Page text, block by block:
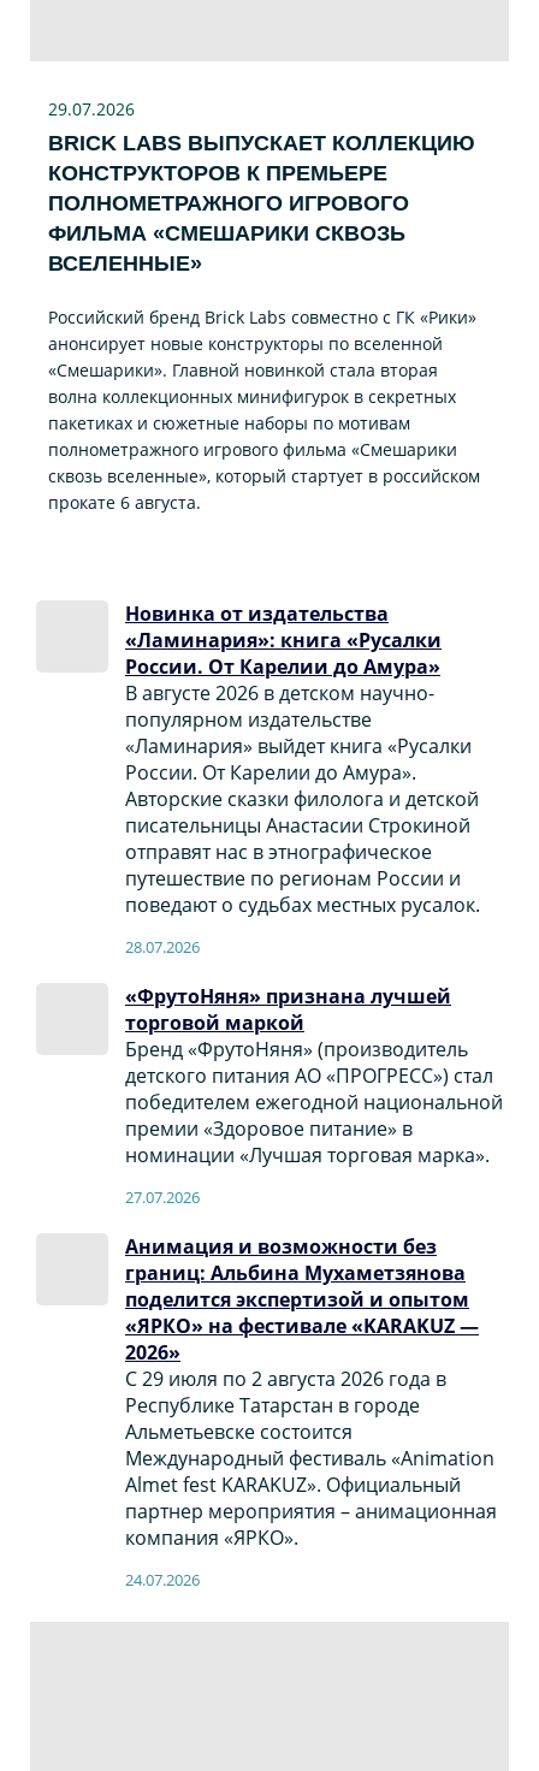
29.07.2026
BRICK LABS ВЫПУСКАЕТ КОЛЛЕКЦИЮ
КОНСТРУКТОРОВ К ПРЕМЬЕРЕ
ПОЛНОМЕТРАЖНОГО ИГРОВОГО
ФИЛЬМА «CМЕШАРИКИ СКВОЗЬ
ВСЕЛЕННЫЕ»
Российский бренд Brick Labs совместно с ГК «Рики»
анонсирует новые конструкторы по вселенной
«Смешарики». Главной новинкой стала вторая
волна коллекционных минифигурок в секретных
пакетиках и сюжетные наборы по мотивам
полнометражного игрового фильма «Смешарики
сквозь вселенные», который стартует в российском
прокате 6 августа.
Новинка от издательства
«Ламинария»: книга «Русалки
России. От Карелии до Амура»
В августе 2026 в детском научно-
популярном издательстве
«Ламинария» выйдет книга «Русалки
России. От Карелии до Амура».
Авторские сказки филолога и детской
писательницы Анастасии Строкиной
отправят нас в этнографическое
путешествие по регионам России и
поведают о судьбах местных русалок.
28.07.2026
«ФрутоНяня» признана лучшей
торговой маркой
Бренд «ФрутоНяня» (производитель
детского питания АО «ПРОГРЕСС») стал
победителем ежегодной национальной
премии «Здоровое питание» в
номинации «Лучшая торговая марка».
27.07.2026
Анимация и возможности без
границ: Альбина Мухаметзянова
поделится экспертизой и опытом
«ЯРКО» на фестивале «KARAKUZ —
2026»
С 29 июля по 2 августа 2026 года в
Республике Татарстан в городе
Альметьевске состоится
Международный фестиваль «Animation
Almet fest KARAKUZ». Официальный
партнер мероприятия – анимационная
компания «ЯРКО».
24.07.2026